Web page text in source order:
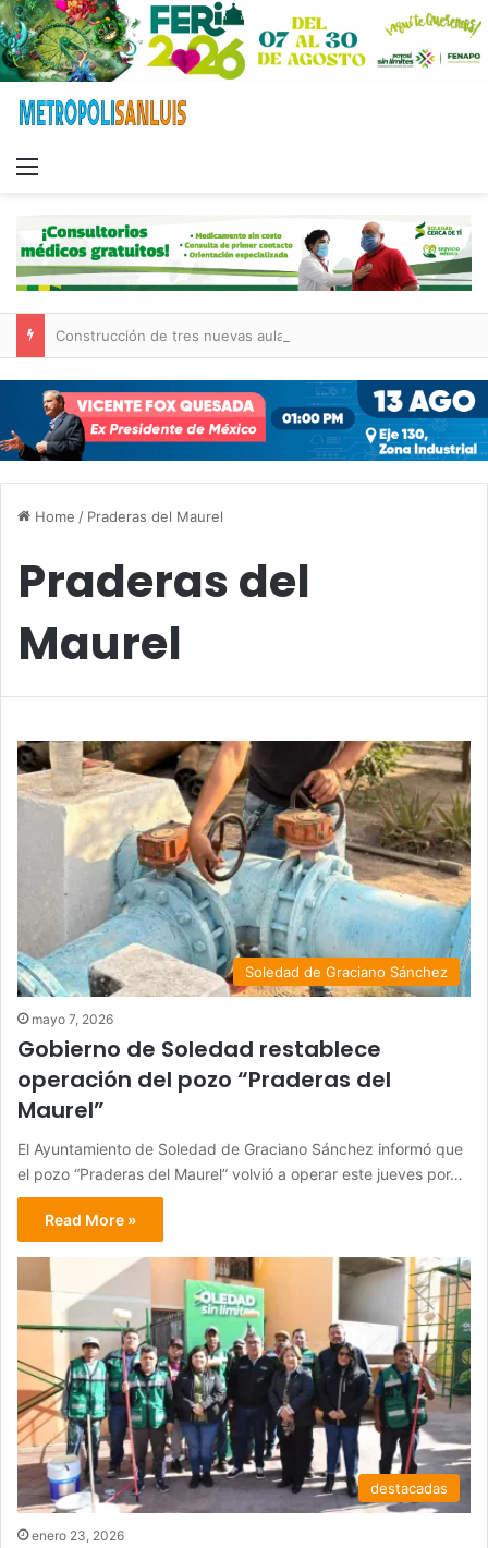
Home / Praderas del Maurel
Praderas del
Maurel
Soledad de Graciano Sánchez
mayo 7, 2026
Gobierno de Soledad restablece
operación del pozo “Praderas del
Maurel”
El Ayuntamiento de Soledad de Graciano Sánchez informó que
el pozo “Praderas del Maurel” volvió a operar este jueves por…
Read More »
destacadas
enero 23, 2026